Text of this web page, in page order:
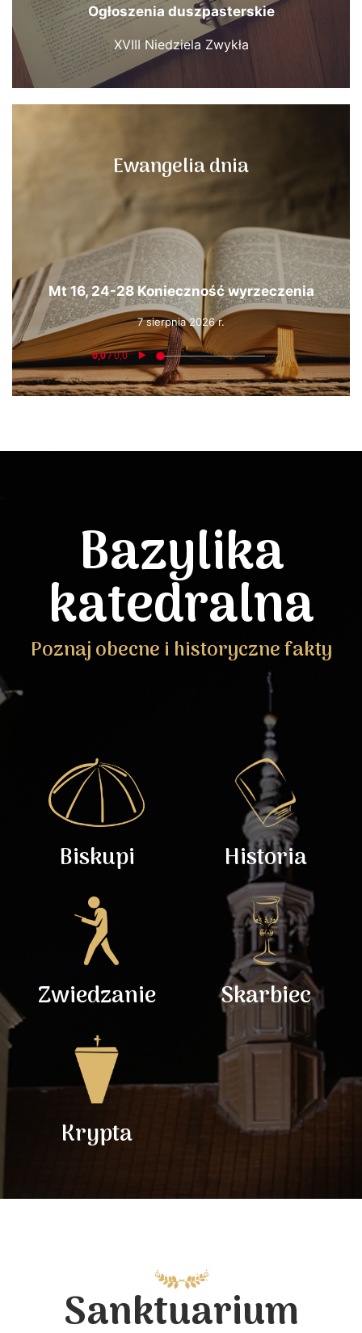
Ogłoszenia duszpasterskie
XVIII Niedziela Zwykła
Ewangelia dnia
Mt 16, 24-28 Konieczność wyrzeczenia
7 sierpnia 2026 r.
Bazylika
katedralna
Poznaj obecne i historyczne fakty
Biskupi Historia
Zwiedzanie Skarbiec
Krypta
Sanktuarium